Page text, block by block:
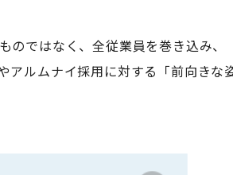
のではなく、全従業員を巻き込み、
アルムナイ採用に対する「前向きな